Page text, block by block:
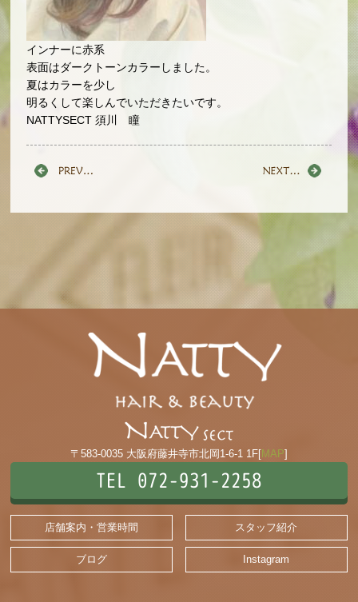
インナーに赤系
表面はダークトーンカラーしました。
夏はカラーを少し
明るくして楽しんでいただきたいです。
NATTYSECT 須川 瞳
〒583-0035 大阪府藤井寺市北岡1-6-1 1F[MAP]
TEL 072-931-2258
店舗案内・営業時間 スタッフ紹介
ブログ Instagram